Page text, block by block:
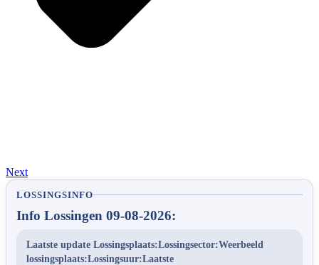
Next
LOSSINGSINFO
Info Lossingen 09-08-2026:
Laatste update Lossingsplaats:Lossingsector:Weerbeeld
lossingsplaats:Lossingsuur:Laatste